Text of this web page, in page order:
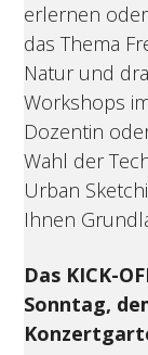
erlernen
das Thema
Natur und
Workshops
Dozentin
Wahl der
Urban
Ihnen
Das KICK-
Sonntag,